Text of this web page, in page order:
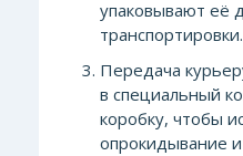
упаковывают её
транспортировки.
Передача
в специальный
коробку, чтобы
опрокидывание